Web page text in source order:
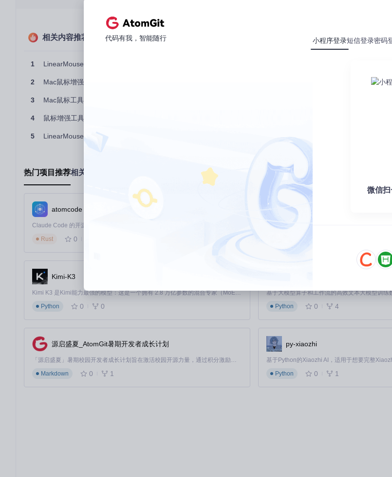
智能按钮映射：让每一个按键都有用武之地
功能描述：该功能允许用户将鼠标上的任何按钮重新分配为键盘快捷键、应用启动器或特定操作，甚至支持复杂的组合键设
件的常用功能映射到额外按键，减少键盘操作。
操作提示：在UI/ButtonsSettings/
场景化配置管理：一键切换使用环境
功能描述 ：LinearMouse允许用户为不同设备、应用程序甚至显示器创建独立配置文件，并能自动切换。
：当你在办公室使用外接鼠标，在家使用触控板时，系统会自动应用相应的设置；打开Photoshop时自动调整为绘
用适合文本操作的鼠标行为。
模块提供的配置管理功能，可以创建和切换不同场景的设置方案，无需重复调整。
技术优势：模块化架构带来的灵活体验
LinearMouse采用先进的模块化设计，将核心功能分解为独立模块，确保了系统的稳定性和扩展性：
设备管理模块：Device/DeviceManager.swift 负责检测和管理连接的输入设备，确保配置能准确应用到指定硬件。
： 处理原始鼠标事件，通过一系列转换器实现滚动优化、按钮重映射等核心功能。
模块高效处理配置变更和状态切换，实现了配置热重载功能，用户修改设置后无需重启应用即可生
这种架构不仅保证了软件的高效运行，也为开发者提供了良好的扩展基础，使新功能可以快速集成到现有系统中。
实际应用场景：从日常使用到专业工作流
办公场景：文档处理效率提升
设计工作流：精准控制的创作体验
设计师可以将鼠标额外按键映射为常用设计软件的快捷键，如Photoshop的画笔大小调整、图层切换等功能。配合线性滚
确导航画布，提升创作效率。
相关内容推荐
1 LinearMouse：如何通过精准控制与个性化配置提升Mac鼠标使用效率？
2 Mac鼠标增强工具深度对比：LinearMouse与BetterTouchTool的选择指南
3 Mac鼠标工具深度评测：LinearMouse与BetterTouchTool选型攻略
4 鼠标增强工具选择指南：LinearMouse与BetterTouchTool深度横评
5 LinearMouse与BetterTouchTool：Mac输入设备增强工具深度评测
Mac鼠标增强工具深度对比：LinearMouse与
Mac鼠标增强工具深度评测：LinearMouse与
热门项目推荐相关项目推荐
atomcode
Rust
0
MiniMax-H3
Kimi-K3
Kimi K3 是Kimi能力最强的模型：这是一个拥有 2.8 万亿参数的混合专家（MoE）模型，具备原生视觉理解能力，并支持 100 万 token 的上下文窗口。
Python
0 0
基于大模型算子和工作流的高效文本大模型训练
Python
0 4
源启盛夏_AtomGit暑期开发者成长计划
「源启盛夏」暑期校园开发者成长计划旨在激活校园开源力量，通过积分激励、认证扶持、资源倾斜等形式，引导高校组织和开发者完成「入驻 — 建项目 — 做贡献 — 获认证 — 得资源」的完整闭环。无论你是想带领社团入驻平台的组织者，还是希望用代码贡献证明自己的开发者，都能在这里找到属于你的成长路径。
Markdown
0 1
py-xiaozhi
Python
0 1
代码有我，智能随行 小程序登录短信登录密码
微信